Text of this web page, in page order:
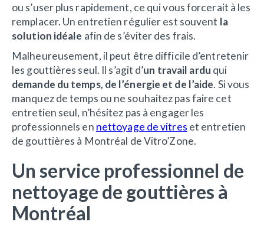
ou s’user plus rapidement, ce qui vous forcerait à les
remplacer. Un entretien régulier est souvent la
solution idéale afin de s’éviter des frais.
Malheureusement, il peut être difficile d’entretenir
les gouttières seul. Il s’agit d’un travail ardu qui
demande du temps, de l’énergie et de l’aide. Si vous
manquez de temps ou ne souhaitez pas faire cet
entretien seul, n’hésitez pas à engager les
professionnels en nettoyage de vitres et entretien
de gouttières à Montréal de Vitro’Zone.
Un service professionnel de
nettoyage de gouttières à
Montréal